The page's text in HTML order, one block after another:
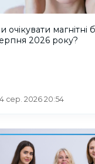
очікувати магнітні
2026 року?
сер. 2026 20:54